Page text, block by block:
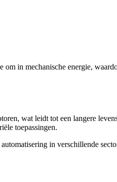
om in mechanische energie,
wat leidt tot een langere
toepassingen.
in verschillende